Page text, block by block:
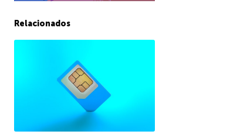
Relacionados